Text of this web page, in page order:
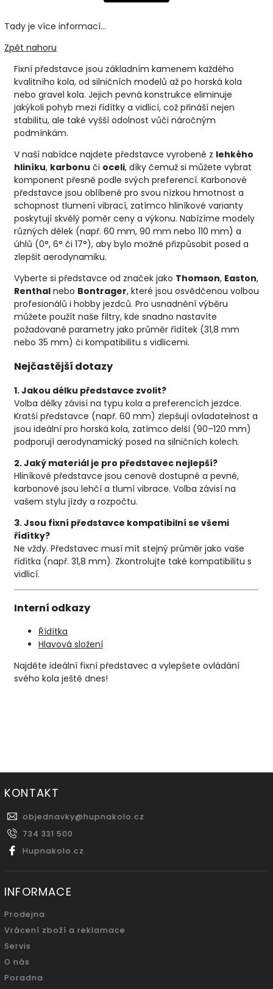
Tady je více informací...
Zpět nahoru
Fixní představce jsou základním kamenem každého
kvalitního kola, od silničních modelů až po horská kola
nebo gravel kola. Jejich pevná konstrukce eliminuje
jakýkoli pohyb mezi řídítky a vidlicí, což přináší nejen
stabilitu, ale také vyšší odolnost vůči náročným
podmínkám.
V naší nabídce najdete představce vyrobené z lehkého
hliníku, karbonu či oceli, díky čemuž si můžete vybrat
komponent přesně podle svých preferencí. Karbonové
představce jsou oblíbené pro svou nízkou hmotnost a
schopnost tlumení vibrací, zatímco hliníkové varianty
poskytují skvělý poměr ceny a výkonu. Nabízíme modely
různých délek (např. 60 mm, 90 mm nebo 110 mm) a
úhlů (0°, 6° či 17°), aby bylo možné přizpůsobit posed a
zlepšit aerodynamiku.
Vyberte si představce od značek jako Thomson, Easton,
Renthal nebo Bontrager, které jsou osvědčenou volbou
profesionálů i hobby jezdců. Pro usnadnění výběru
můžete použít naše filtry, kde snadno nastavíte
požadované parametry jako průměr řídítek (31,8 mm
nebo 35 mm) či kompatibilitu s vidlicemi.
Nejčastější dotazy
1. Jakou délku představce zvolit?
Volba délky závisí na typu kola a preferencích jezdce.
Kratší představce (např. 60 mm) zlepšují ovladatelnost a
jsou ideální pro horská kola, zatímco delší (90–120 mm)
podporují aerodynamický posed na silničních kolech.
2. Jaký materiál je pro představec nejlepší?
Hliníkové představce jsou cenově dostupné a pevné,
karbonové jsou lehčí a tlumí vibrace. Volba závisí na
vašem stylu jízdy a rozpočtu.
3. Jsou fixní představce kompatibilní se všemi
řídítky?
Ne vždy. Představec musí mít stejný průměr jako vaše
řídítka (např. 31,8 mm). Zkontrolujte také kompatibilitu s
vidlicí.
Interní odkazy
Řídítka
Hlavová složení
Najděte ideální fixní představec a vylepšete ovládání
svého kola ještě dnes!
KONTAKT
objednavky@hupnakolo.cz
734 331 500
Hupnakolo.cz
INFORMACE
Prodejna
Vrácení zboží a reklamace
Servis
O nás
Poradna